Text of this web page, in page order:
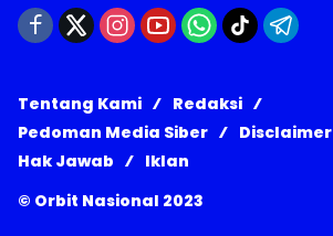
Tentang Kami
Redaksi
Pedoman Media Siber
Disclaimer
Hak Jawab
Iklan
© Orbit Nasional 2023